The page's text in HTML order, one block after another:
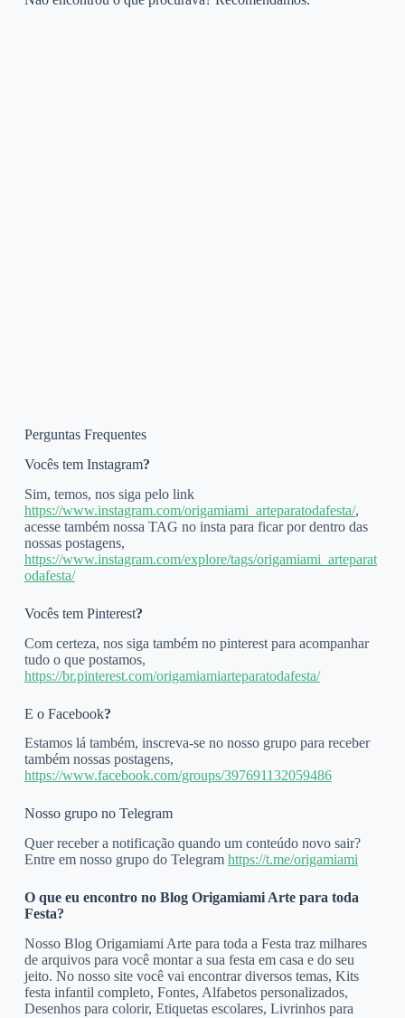
Perguntas Frequentes
Vocês tem Instagram?
Sim, temos, nos siga pelo link
https://www.instagram.com/origamiami_arteparatodafesta/,
acesse também nossa TAG no insta para ficar por dentro das
nossas postagens,
https://www.instagram.com/explore/tags/origamiami_arteparat
odafesta/
Vocês tem Pinterest?
Com certeza, nos siga também no pinterest para acompanhar
tudo o que postamos,
https://br.pinterest.com/origamiamiarteparatodafesta/
E o Facebook?
Estamos lá também, inscreva-se no nosso grupo para receber
também nossas postagens,
https://www.facebook.com/groups/397691132059486
Nosso grupo no Telegram
Quer receber a notificação quando um conteúdo novo sair?
Entre em nosso grupo do Telegram https://t.me/origamiami
O que eu encontro no Blog Origamiami Arte para toda
Festa?
Nosso Blog Origamiami Arte para toda a Festa traz milhares
de arquivos para você montar a sua festa em casa e do seu
jeito. No nosso site você vai encontrar diversos temas, Kits
festa infantil completo, Fontes, Alfabetos personalizados,
Desenhos para colorir, Etiquetas escolares, Livrinhos para